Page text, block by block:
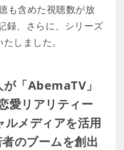
も含めた視聴数が放
録、さらに、シリーズ
しました。
「AbemaTV」
愛リアリティー
ルメディアを活用
のブームを創出